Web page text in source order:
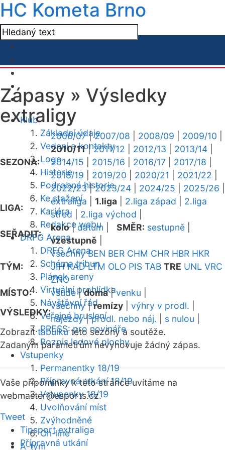
HC Kometa Brno
Klub
Základní údaje
Vedení a kontakty
Logo
Historie
Podrobná historie
Ke stažení
Kariéra
Redakce webu
DRFG Arena
DRFG Arena
Schéma tribun
Plánek areny
Virtuální prohlídka
Návštěvní řád
Veřejné bruslení
PRESS: pro novináře
Rozpis ledové plochy
Vstupenky
Permanentky 18/19
Přípravná utkání 18/19
Vstupenky 18/19
Uvolňování míst
Zvýhodněné
On-line
A-tým
Zápasy » Výsledky
extraligy
SEZONA:
2006/07|2007/08 2008/09 2009/10
2010/11|2011/12 2012/13 2013/14
2014/15
2015/16 2016/17 2017/18
2018/19
2019/20 2020/21 2021/22
2022/23|2023/24 2024/25 2025/26
LIGA:
extraliga 1.liga 2.liga západ
2.liga
střed
2.liga východ
SEŘADIT:
kolo|datum SMĚR: sestupně
vzestupně
TÝM:
všechny BEN BER CHM CHR HBR HKR
JIH KAD LTM OLO PIS TAB TRE UNL VRC
ZNO
MÍSTO:
všude|doma|venku
VÝSLEDKY:
všechny|remízy výhry v prodl.
nájezdy|prodl. nebo náj. s nulou
Zobrazittabulkutéto sezóny a soutěže.
Zadaným parametrům nevyhovuje žádný zápas.
Vaše připomínky k této stránce uvítáme na
webmaster@esports.cz.
Tweet
Tipsport extraliga
Přípravná utkání